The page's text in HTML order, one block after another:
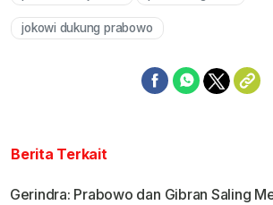
jokowi dukung prabowo
Berita Terkait
Gerindra: Prabowo dan Gibran Saling